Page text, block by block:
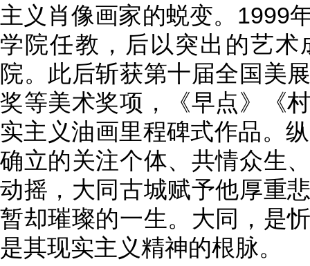
主义肖像画家的蜕变。1999
学院任教，后以突出的艺
院。此后斩获第十届全国美
奖等美术奖项，《早点》《
实主义油画里程碑式作品。
确立的关注个体、共情众生
动摇，大同古城赋予他厚重
暂却璀璨的一生。大同，是
是其现实主义精神的根脉。